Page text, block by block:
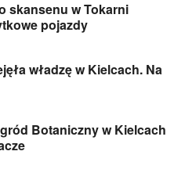
skansenu w Tokarni
pojazdy
władzę w Kielcach. Na
Botaniczny w Kielcach